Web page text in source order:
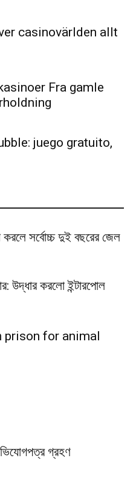
casinovärlden allt
Fra gamle
juego gratuito,
করলে সর্বোচ্চ দুই বছরের জেল
উদ্ধার করলো ইন্টারপোল
prison for animal
গ্রহণ